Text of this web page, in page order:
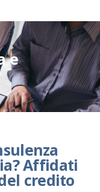
e
Affidati
credito